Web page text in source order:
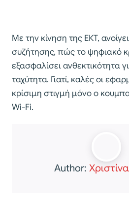
Με την κίνηση της ΕΚΤ,
συζήτησης, πώς το ψηφιακό
εξασφαλίσει ανθεκτικότητα
ταχύτητα. Γιατί, καλές οι
κρίσιμη στιγμή μόνο ο
Wi-Fi.
Author: